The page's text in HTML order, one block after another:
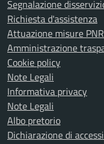
Segnalazione
Richiesta d'assistenza
Attuazione misure
Amministrazione
Cookie policy
Note Legali
Informativa privacy
Note Legali
Albo pretorio
Dichiarazione di